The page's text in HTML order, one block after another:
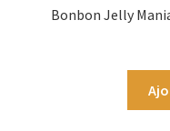
Bonbon Jelly